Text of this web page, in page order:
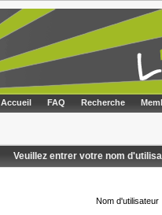
Accueil FAQ Recherche
Veuillez entrer votre nom
Nom d'utilisateur